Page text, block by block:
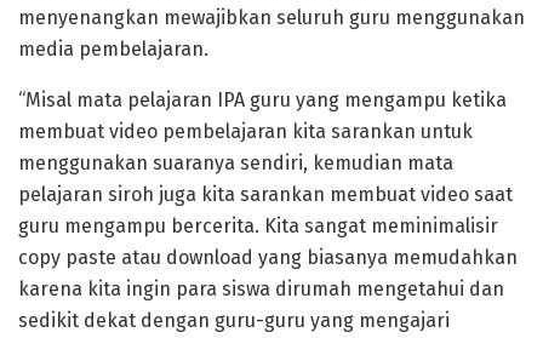
menyenangkan mewajibkan seluruh guru menggunakan
media pembelajaran.
“Misal mata pelajaran IPA guru yang mengampu ketika
membuat video pembelajaran kita sarankan untuk
menggunakan suaranya sendiri, kemudian mata
pelajaran siroh juga kita sarankan membuat video saat
guru mengampu bercerita. Kita sangat meminimalisir
copy paste atau download yang biasanya memudahkan
karena kita ingin para siswa dirumah mengetahui dan
sedikit dekat dengan guru-guru yang mengajari